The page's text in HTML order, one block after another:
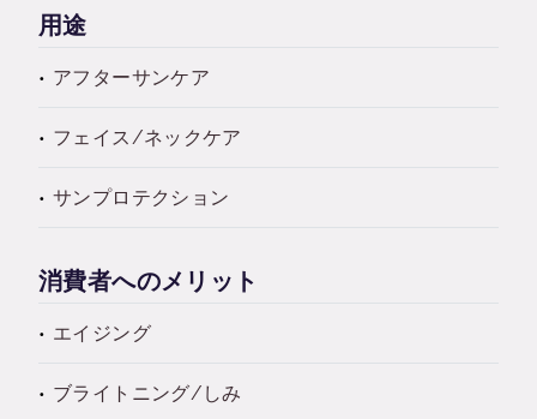
用途
アフターサンケア
フェイス/ネックケア
サンプロテクション
消費者へのメリット
エイジング
ブライトニング/しみ